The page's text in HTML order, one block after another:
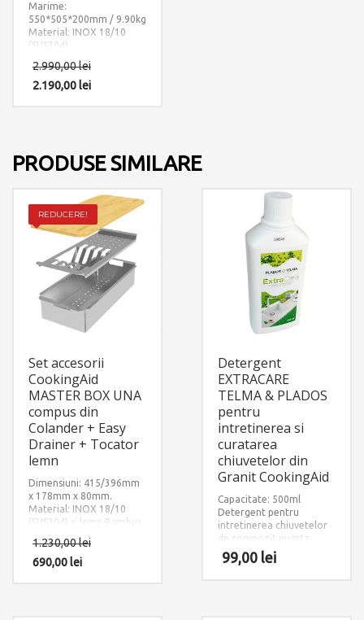
Marime:
550*505*200mm / 9.90kg
Material: INOX 18/10
(SUS304)
Componente: Chiuveta
Box Lux 57 cu ventil
scurgere dreptunghiular.
2.990,00lei
2.190,00lei
PRODUSE SIMILARE
REDUCERE!
Set accesorii
CookingAid
MASTER BOX UNA
compus din
Colander + Easy
Drainer + Tocator
lemn
Dimensiuni: 415/396mm
x 178mm x 80mm.
Material: INOX 18/10
(SUS304) si lemn Bambus
1.230,00lei
690,00lei
Detergent
EXTRACARE
TELMA & PLADOS
pentru
intretinerea si
curatarea
chiuvetelor din
Granit CookingAid
Capacitate: 500ml
Detergent pentru
intretinerea chiuvetelor
de compozit quartz
granit
99,00 lei